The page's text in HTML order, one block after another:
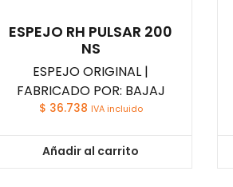
ESPEJO RH PULSAR 200
NS
ESPEJO ORIGINAL |
FABRICADO POR: BAJAJ
$ 36.738 IVA incluido
Añadir al carrito